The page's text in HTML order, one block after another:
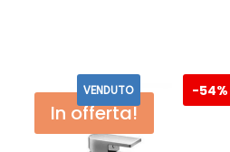
In offerta!
-54%
VENDUTO